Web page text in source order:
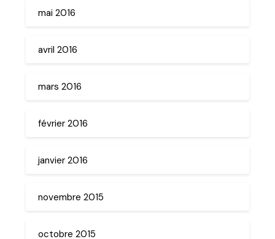
mai 2016
avril 2016
mars 2016
février 2016
janvier 2016
novembre 2015
octobre 2015